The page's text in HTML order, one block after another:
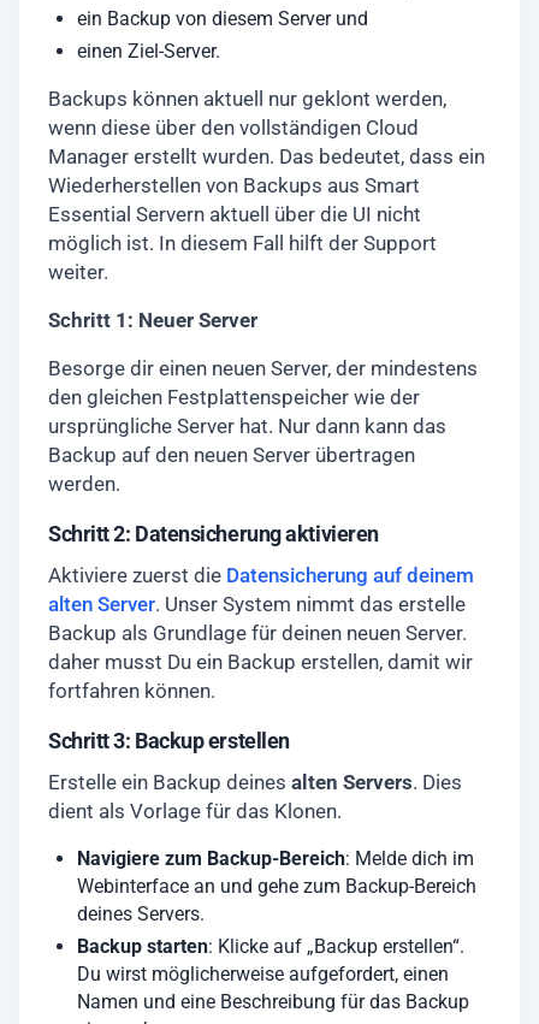
ein Backup von diesem Server und
einen Ziel-Server.
Backups können aktuell nur geklont werden,
wenn diese über den vollständigen Cloud
Manager erstellt wurden. Das bedeutet, dass ein
Wiederherstellen von Backups aus Smart
Essential Servern aktuell über die UI nicht
möglich ist. In diesem Fall hilft der Support
weiter.
Schritt 1: Neuer Server
Besorge dir einen neuen Server, der mindestens
den gleichen Festplattenspeicher wie der
ursprüngliche Server hat. Nur dann kann das
Backup auf den neuen Server übertragen
werden.
Schritt 2: Datensicherung aktivieren
Aktiviere zuerst die Datensicherung auf deinem
alten Server. Unser System nimmt das erstelle
Backup als Grundlage für deinen neuen Server.
daher musst Du ein Backup erstellen, damit wir
fortfahren können.
Schritt 3: Backup erstellen
Erstelle ein Backup deines alten Servers. Dies
dient als Vorlage für das Klonen.
Navigiere zum Backup-Bereich: Melde dich im
Webinterface an und gehe zum Backup-Bereich
deines Servers.
Backup starten: Klicke auf „Backup erstellen“.
Du wirst möglicherweise aufgefordert, einen
Namen und eine Beschreibung für das Backup